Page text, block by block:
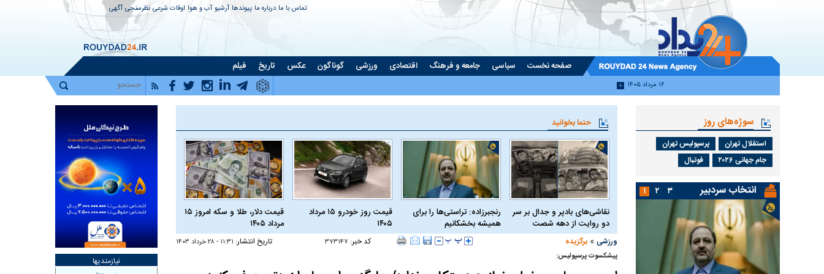
تماس با ما درباره ما پیوندها آرشیو آب و هوا اوقات شرعی نظرسنجی آگهی
صفحه نخست سیاسی جامعه و فرهنگ اقتصادی ورزشی گوناگون عکس تاریخ فیلم
۱۶ مرداد ۱۴۰۵
حتما بخوانید
نقاشی‌های بادپر و جدال بر سر
دو روایت از دهه شصت
رنجبرزاده: تراستی‌ها را برای
همیشه بخشکانیم
قیمت روز خودرو ۱۵ مرداد
۱۴۰۵
قیمت دلار، طلا و سکه امروز ۱۵
مرداد ۱۴۰۵
ورزشی » برگزیده کد خبر: ۳۷۳۱۴۷ تاریخ انتشار: ۱۱:۳۱ - ۲۸ خرداد ۱۴۰۳
پیشکسوت پرسپولیس:
سوژه‌های روز
استقلال تهران
پرسپولیس تهران
جام جهانی ۲۰۲۶
فوتبال
انتخاب سردبیر ۱ ۲ ۳
نیازمندیها